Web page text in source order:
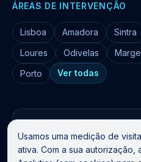
ÁREAS DE INTERVENÇÃO
Lisboa Amadora Sintra
Loures
Odivelas
Porto
Ver todas
reservados.
Livro de Reclamações
Usamos uma medição de
ativa. Com a sua autorização,